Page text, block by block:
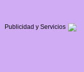
Publicidad y Servicios